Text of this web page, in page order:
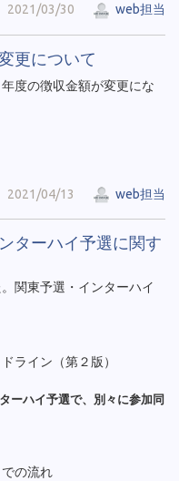
2021/03/30 web担当
更について
度の徴収金額が変更にな
2021/04/13 web担当
ターハイ予選に関す
関東予選・インターハイ
ライン（第２版）
ーハイ予選で、 別々に参加同
の流れ